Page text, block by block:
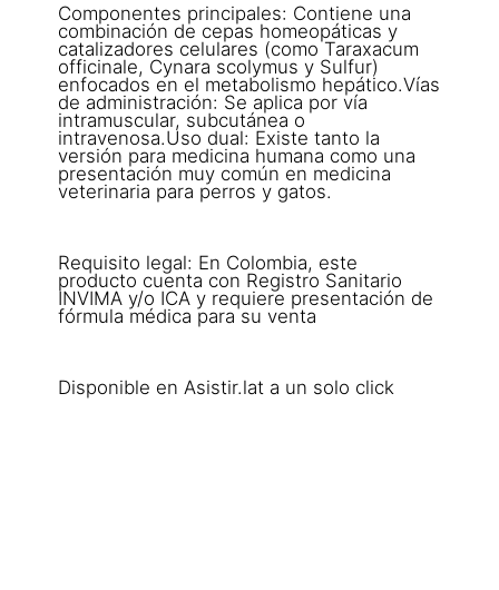
Componentes principales: Contiene una
combinación de cepas homeopáticas y
catalizadores celulares (como Taraxacum
officinale, Cynara scolymus y Sulfur)
enfocados en el metabolismo hepático.Vías
de administración: Se aplica por vía
intramuscular, subcutánea o
intravenosa.Uso dual: Existe tanto la
versión para medicina humana como una
presentación muy común en medicina
veterinaria para perros y gatos.
Requisito legal: En Colombia, este
producto cuenta con Registro Sanitario
INVIMA y/o ICA y requiere presentación de
fórmula médica para su venta
Disponible en Asistir.lat a un solo click